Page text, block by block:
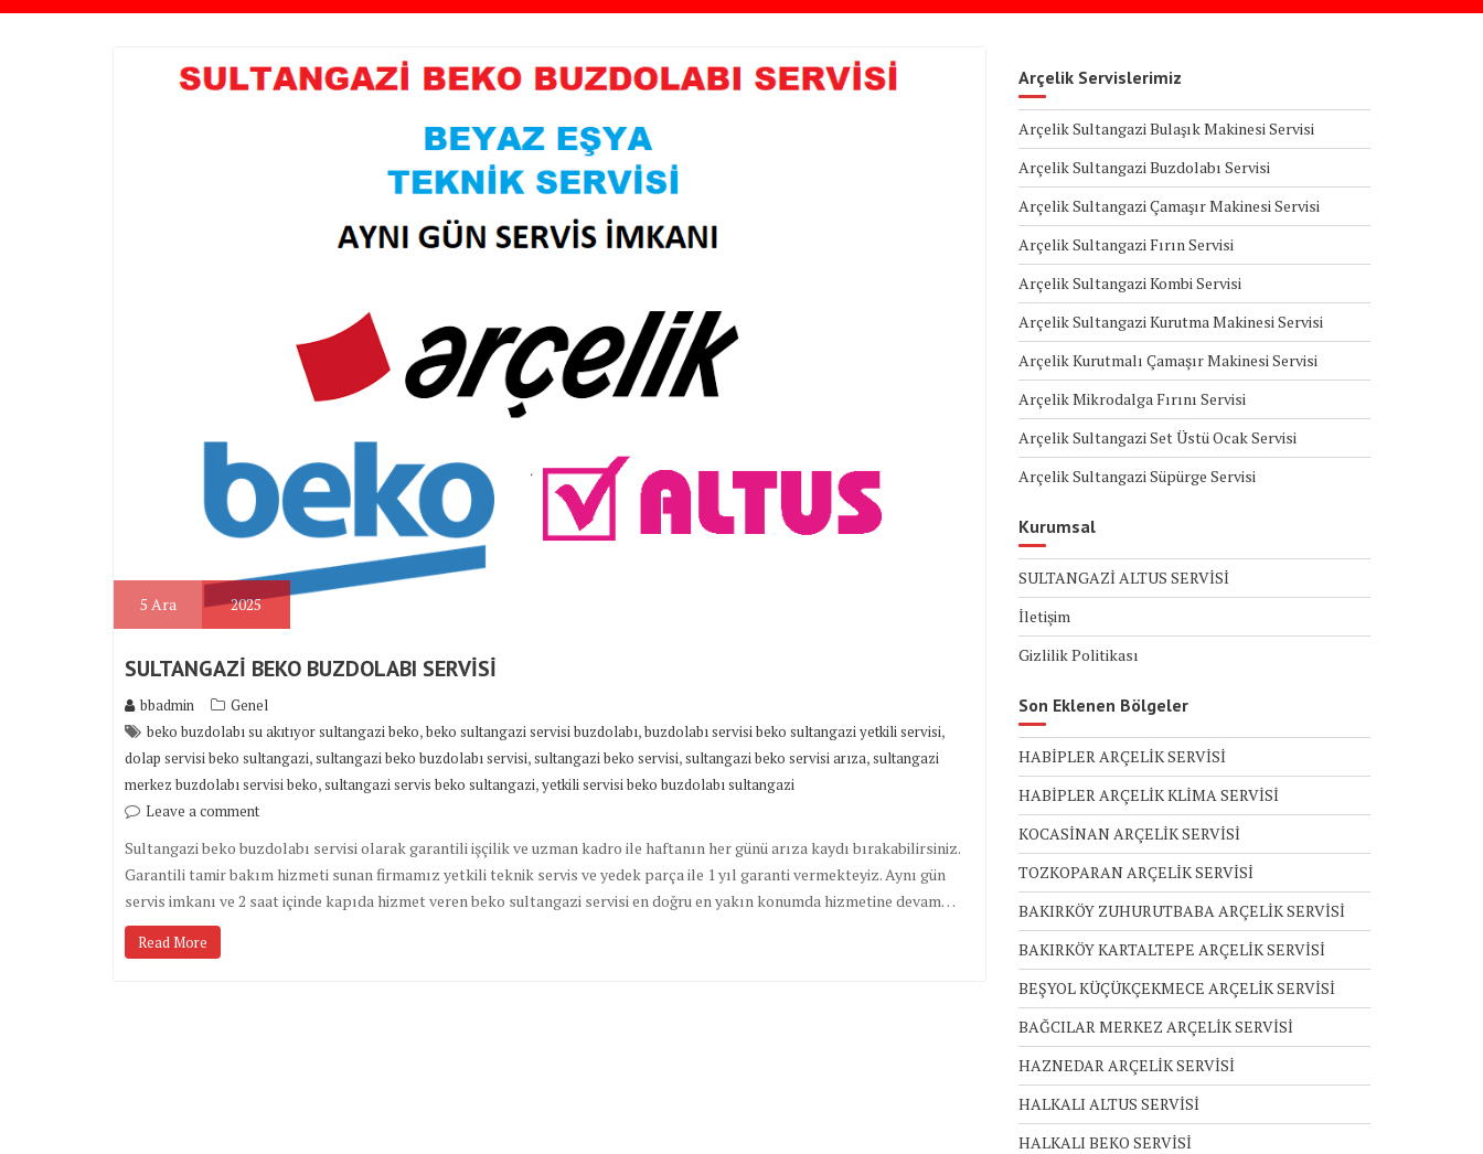
5 Ara 2025
SULTANGAZİ BEKO BUZDOLABI SERVİSİ
bbadmin
Genel
beko buzdolabı su akıtıyor sultangazi beko,beko sultangazi servisi buzdolabı,buzdolabı servisi beko sultangazi yetkili servisi,
dolap servisi beko sultangazi,sultangazi beko buzdolabı servisi,sultangazi beko servisi,sultangazi beko servisi arıza,sultangazi
merkez buzdolabı servisi beko,sultangazi servis beko sultangazi,yetkili servisi beko buzdolabı sultangazi
Leave a comment
Sultangazi beko buzdolabı servisi olarak garantili işçilik ve uzman kadro ile haftanın her günü arıza kaydı bırakabilirsiniz.
Garantili tamir bakım hizmeti sunan firmamız yetkili teknik servis ve yedek parça ile 1 yıl garanti vermekteyiz. Aynı gün
servis imkanı ve 2 saat içinde kapıda hizmet veren beko sultangazi servisi en doğru en yakın konumda hizmetine devam…
Read More
Arçelik Servislerimiz
Arçelik Sultangazi Bulaşık Makinesi Servisi
Arçelik Sultangazi Buzdolabı Servisi
Arçelik Sultangazi Çamaşır Makinesi Servisi
Arçelik Sultangazi Fırın Servisi
Arçelik Sultangazi Kombi Servisi
Arçelik Sultangazi Kurutma Makinesi Servisi
Arçelik Kurutmalı Çamaşır Makinesi Servisi
Arçelik Mikrodalga Fırını Servisi
Arçelik Sultangazi Set Üstü Ocak Servisi
Arçelik Sultangazi Süpürge Servisi
Kurumsal
SULTANGAZİ ALTUS SERVİSİ
İletişim
Gizlilik Politikası
Son Eklenen Bölgeler
HABİPLER ARÇELİK SERVİSİ
HABİPLER ARÇELİK KLİMA SERVİSİ
KOCASİNAN ARÇELİK SERVİSİ
TOZKOPARAN ARÇELİK SERVİSİ
BAKIRKÖY ZUHURUTBABA ARÇELİK SERVİSİ
BAKIRKÖY KARTALTEPE ARÇELİK SERVİSİ
BEŞYOL KÜÇÜKÇEKMECE ARÇELİK SERVİSİ
BAĞCILAR MERKEZ ARÇELİK SERVİSİ
HAZNEDAR ARÇELİK SERVİSİ
HALKALI ALTUS SERVİSİ
HALKALI BEKO SERVİSİ